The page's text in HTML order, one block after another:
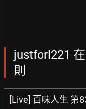
justforl221
則
[Live] 百味人生 第